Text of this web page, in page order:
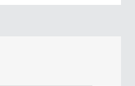
2021-08-31